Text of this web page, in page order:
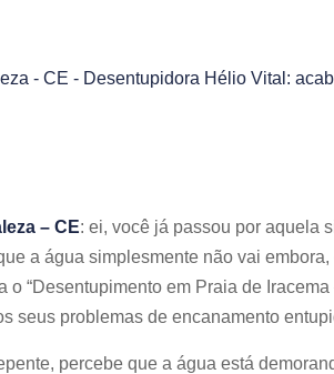
– CE: ei, você já passou por aquela
a água simplesmente não vai
“Desentupimento em Praia de
seus problemas de encanamento
percebe que a água está